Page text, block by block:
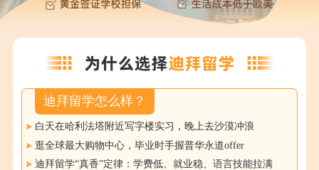
迪拜留学怎么样？
白天在哈利法塔附近写字楼实习，晚上去沙漠冲浪
逛全球最大购物中心，毕业时手握普华永道offer
迪拜留学“真香”定律：学费低、就业稳、语言技能拉满